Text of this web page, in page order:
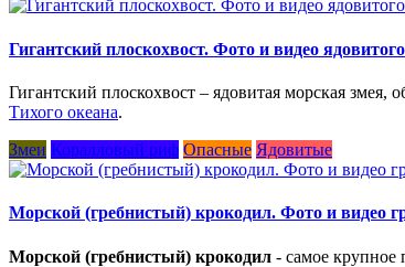
Гигантский плоскохвост. Фото и видео
Гигантский плоскохвост – ядовитая морская змея,
Тихого океана.
Змеи Коралловый риф Опасные Ядовитые
Морской (гребнистый) крокодил. Фото и видео
Морской (гребнистый) крокодил - самое крупное